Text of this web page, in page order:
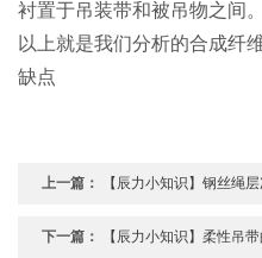
衬置于吊装带和被吊物之间。
以上就是我们分析的合成纤
缺点
上一篇： 【辰力小知识】钢丝绳
下一篇： 【辰力小知识】柔性吊